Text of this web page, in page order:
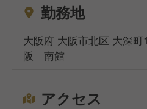
勤務地
大阪府 大阪市北区 大深
阪 南館
アクセス